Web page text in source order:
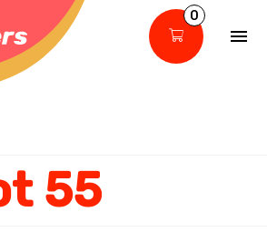
0
55